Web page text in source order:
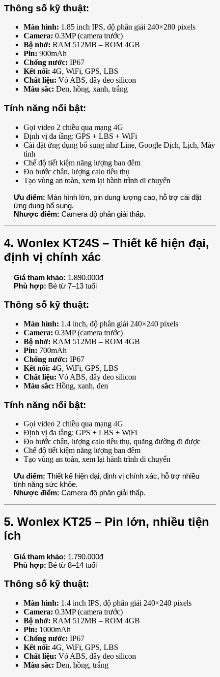
Thông số kỹ thuật:
Màn hình: 1.85 inch IPS, độ phân giải 240×280 pixels
Camera: 0.3MP (camera trước)
Bộ nhớ: RAM 512MB – ROM 4GB
Pin: 900mAh
Chống nước: IP67
Kết nối: 4G, WiFi, GPS, LBS
Chất liệu: Vỏ ABS, dây đeo silicon
Màu sắc: Đen, hồng, xanh, trắng
Tính năng nổi bật:
Gọi video 2 chiều qua mạng 4G
Định vị đa tầng: GPS + LBS + WiFi
Cài đặt ứng dụng bổ sung như Line, Google Dịch, Lịch, Máy
tính
Chế độ tiết kiệm năng lượng ban đêm
Đo bước chân, lượng calo tiêu thụ
Tạo vùng an toàn, xem lại hành trình di chuyển
Ưu điểm: Màn hình lớn, pin dung lượng cao, hỗ trợ cài đặt
ứng dụng bổ sung.
Nhược điểm: Camera độ phân giải thấp.
4. Wonlex KT24S – Thiết kế hiện đại,
định vị chính xác
Giá tham khảo: 1.890.000đ
Phù hợp: Bé từ 7–13 tuổi
Thông số kỹ thuật:
Màn hình: 1.4 inch, độ phân giải 240×240 pixels
Camera: 0.3MP (camera trước)
Bộ nhớ: RAM 512MB – ROM 4GB
Pin: 700mAh
Chống nước: IP67
Kết nối: 4G, WiFi, GPS, LBS
Chất liệu: Vỏ ABS, dây đeo silicon
Màu sắc: Hồng, xanh, đen
Tính năng nổi bật:
Gọi video 2 chiều qua mạng 4G
Định vị đa tầng: GPS + LBS + WiFi
Đo bước chân, lượng calo tiêu thụ, quãng đường đi được
Chế độ tiết kiệm năng lượng ban đêm
Tạo vùng an toàn, xem lại hành trình di chuyển
Ưu điểm: Thiết kế hiện đại, định vị chính xác, hỗ trợ nhiều
tính năng sức khỏe.
Nhược điểm: Camera độ phân giải thấp.
5. Wonlex KT25 – Pin lớn, nhiều tiện
ích
Giá tham khảo: 1.790.000đ
Phù hợp: Bé từ 8–14 tuổi
Thông số kỹ thuật:
Màn hình: 1.4 inch IPS, độ phân giải 240×240 pixels
Camera: 0.3MP (camera trước)
Bộ nhớ: RAM 512MB – ROM 4GB
Pin: 1000mAh
Chống nước: IP67
Kết nối: 4G, WiFi, GPS, LBS
Chất liệu: Vỏ ABS, dây đeo silicon
Màu sắc: Đen, hồng, trắng